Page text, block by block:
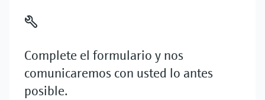
Complete el formulario y nos
comunicaremos con usted lo antes
posible.